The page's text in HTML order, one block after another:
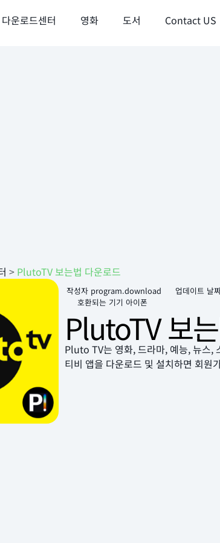
다운로드센터 영화 도서 Contact US
> PlutoTV 보는법 다운로드
작성자 program.download 업데이트 날
호환되는 기기 아이폰
PlutoTV 보
Pluto TV는 영화, 드라마, 예능, 뉴스,
티비 앱을 다운로드 및 설치하면 회원